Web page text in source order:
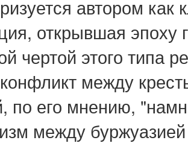
автором как
открывшая эпоху
чертой этого типа
между
по его мнению,
между